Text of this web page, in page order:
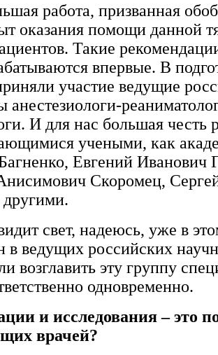
работа, призванная
оказания помощи данной
Такие
впервые. В
участие ведущие
анестезиологи-
И для нас большая честь
учеными, как
Евгений Иванович
Скоромец,
свет, надеюсь, уже в
в ведущих российских
возглавить эту группу
одновременно.
и исследования – это
врачей?